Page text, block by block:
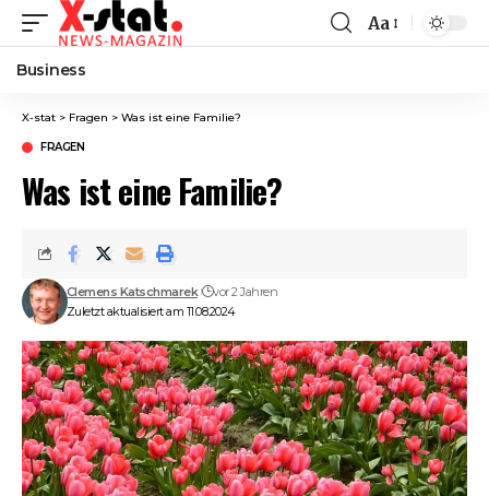
Font
Aa
Business
X-stat > Fragen > Was ist eine Familie?
FRAGEN
Was ist eine Familie?
Zuletzt aktualisiert am 11.08.2024
Clemens Katschmarek vor 2 Jahren